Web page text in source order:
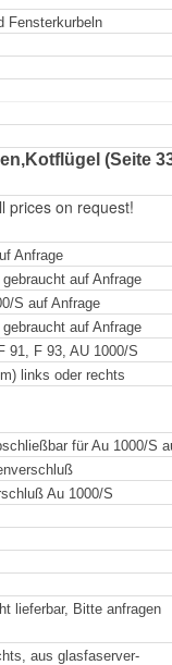
Fensterkurbeln
(Seite
prices on request!
Anfrage
auf Anfrage
S auf Anfrage
auf Anfrage
91, F 93, AU 1000/S
links oder rechts
für Au 1000/S
Au 1000/S
lieferbar, Bitte anfragen
aus glasfaserver-